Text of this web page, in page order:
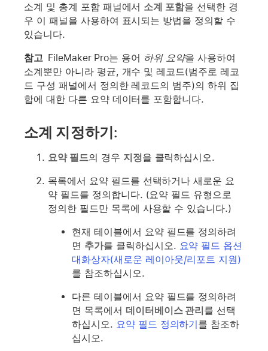
소계 및 총계 포함 패널에서 소계 포함을 선택한 경
우 이 패널을 사용하여 표시되는 방법을 정의할 수
있습니다.
참고 FileMaker Pro는 용어 하위 요약을 사용하여
소계뿐만 아니라 평균, 개수 및 레코드(범주로 레코
드 구성 패널에서 정의한 레코드의 범주)의 하위 집
합에 대한 다른 요약 데이터를 포함합니다.
소계 지정하기:
요약 필드의 경우 지정을 클릭하십시오.
목록에서 요약 필드를 선택하거나 새로운 요
약 필드를 정의합니다. (요약 필드 유형으로
정의한 필드만 목록에 사용할 수 있습니다.)
현재 테이블에서 요약 필드를 정의하려
면 추가를 클릭하십시오. 요약 필드 옵션
대화상자(새로운 레이아웃/리포트 지원)
를 참조하십시오.
다른 테이블에서 요약 필드를 정의하려
면 목록에서 데이터베이스 관리를 선택
하십시오. 요약 필드 정의하기를 참조하
십시오.